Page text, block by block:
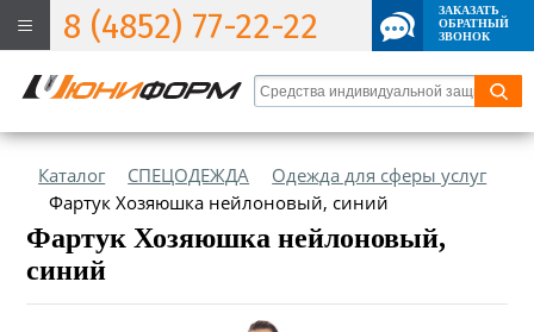
8 (4852) 77-22-22
ЗАКАЗАТЬ
ОБРАТНЫЙ
ЗВОНОК
Каталог СПЕЦОДЕЖДА
Одежда для сферы услуг
Фартук Хозяюшка нейлоновый, синий
Фартук Хозяюшка нейлоновый,
синий